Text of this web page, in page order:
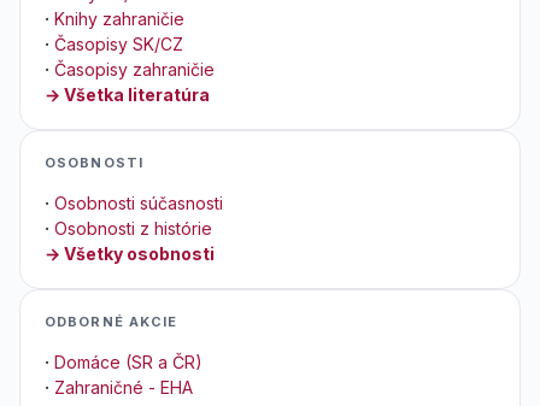
· Knihy zahraničie
· Časopisy SK/CZ
· Časopisy zahraničie
→ Všetka literatúra
OSOBNOSTI
· Osobnosti súčasnosti
· Osobnosti z histórie
→ Všetky osobnosti
ODBORNÉ AKCIE
· Domáce (SR a ČR)
· Zahraničné - EHA